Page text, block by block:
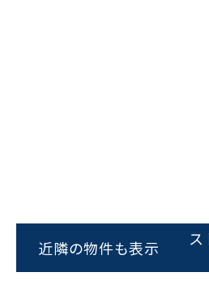
スムーズにご案内
0120-
近隣の物件も表示